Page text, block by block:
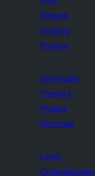
Nieuws
Hosting
Privacy
Showcase
Thema's
Plugins
Patronen
Leren
Ondersteuning